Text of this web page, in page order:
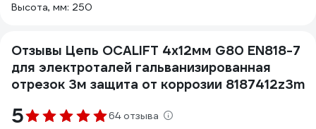
Высота, мм: 250
Отзывы Цепь OCALIFT 4х12мм G80 EN818-7
для электроталей гальванизированная
отрезок 3м защита от коррозии 8187412z3m
5 64 отзыва